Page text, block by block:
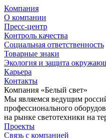
Компания
О компании
Пресс-центр
Контроль качества
Социальная ответственность
Товарные знаки
Экология и защита
Карьера
Контакты
Компания «Белый свет»
Мы являемся ведущим
профессионального
на рынке светотехники на
Проекты
Связь с компанией